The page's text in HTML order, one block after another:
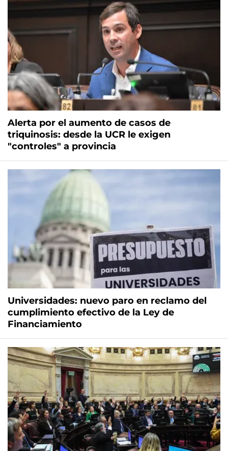
Alerta por el aumento de casos de
triquinosis: desde la UCR le exigen
"controles" a provincia
Universidades: nuevo paro en reclamo del
cumplimiento efectivo de la Ley de
Financiamiento